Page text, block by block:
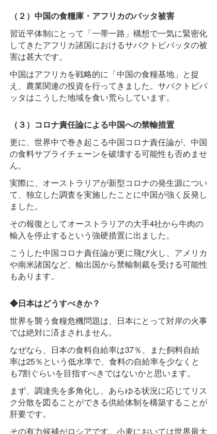
（２）中国の食糧庫・アフリカのバッタ被害
習近平体制にとって「一帯一路」構想で一気に緊密化
してきたアフリカ諸国におけるサバクトビバッタの被
害は甚大です。
中国はアフリカを戦略的に「中国の食糧基地」と捉
え、農業関連の投資を行ってきました。サバクトビバ
ッタはこうした地域を食い荒らしています。
（３）コロナ責任論による中国への禁輸措置
更に、世界中で巻き起こる中国コロナ責任論が、中国
の食料サプライチェーンを破壊する可能性も否めませ
ん。
実際に、オーストラリアが新型コロナの発生源につい
て、独立した調査を実施したことに中国が強く反発し
ました。
その報復としてオーストラリアの大手4社から牛肉の
輸入を停止するという強硬措置に出ました。
こうした中国コロナ責任論が更に飛び火し、アメリカ
や南米諸国など、輸出国から禁輸制裁を受ける可能性
もあります。
◆日本はどうすべきか？
世界を襲う食糧危機問題は、日本にとって対岸の火事
では絶対に済まされません。
なぜなら、日本の食料自給率は37％、また飼料自給
率は25％という低水準で、食料の自給率を少なくと
も7割ぐらいを目指すべきではないかと思います。
まず、調達先を多角化し、あらゆる状況に応じてリス
ク分散を図ることができる供給体制を構築することが
肝要です。
その有力候補がロシアです。小麦においては世界最大